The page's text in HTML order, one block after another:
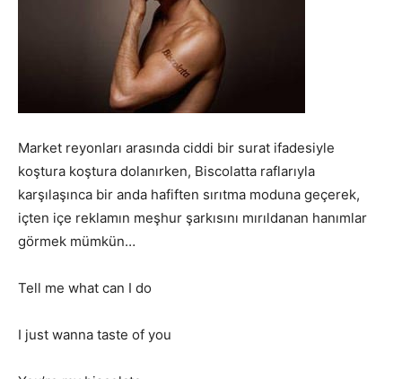
Market reyonları arasında ciddi bir surat ifadesiyle
koştura koştura dolanırken, Biscolatta raflarıyla
karşılaşınca bir anda hafiften sırıtma moduna geçerek,
içten içe reklamın meşhur şarkısını mırıldanan hanımlar
görmek mümkün…
Tell me what can I do
I just wanna taste of you